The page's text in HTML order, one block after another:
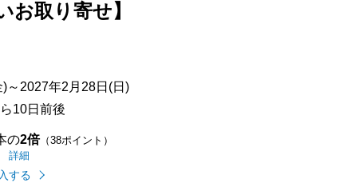
お取り寄せ】
）
～2027年2月28日(日)
10日前後
の2倍（38ポイント）
イオンカードのご利用でたまるポイントの
詳細
する